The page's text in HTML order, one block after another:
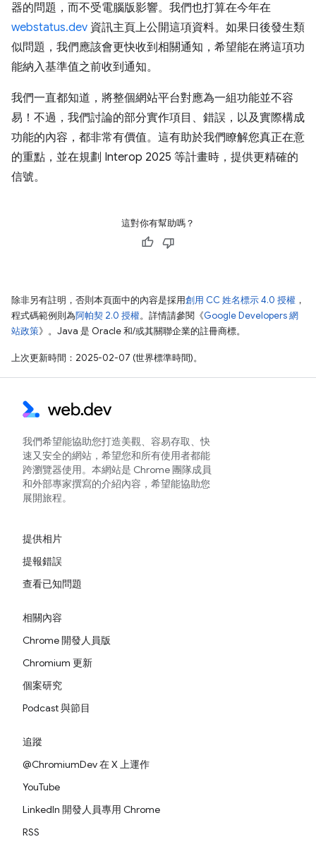
器的問題，而不受電腦版影響。我們也打算在今年在
webstatus.dev 資訊主頁上公開這項資料。如果日後發生類
似問題，我們應該會更快收到相關通知，希望能在將這項功
能納入基準值之前收到通知。
我們一直都知道，將整個網站平台對應為一組功能並不容
易！不過，我們討論的部分實作項目、錯誤，以及實際構成
功能的內容，都非常有價值。這有助於我們瞭解您真正在意
的重點，並在規劃 Interop 2025 等計畫時，提供更精確的
信號。
這對你有幫助嗎？
除非另有註明，否則本頁面中的內容是採用創用 CC 姓名標示 4.0 授權 ，
程式碼範例則為阿帕契 2.0 授權。詳情請參閱《Google Developers 網
站政策》。Java 是 Oracle 和/或其關聯企業的註冊商標。
上次更新時間：2025-02-07 (世界標準時間)。
我們希望能協助您打造美觀、容易存取、快
速又安全的網站，希望您和所有使用者都能
跨瀏覽器使用。本網站是 Chrome 團隊成員
和外部專家撰寫的介紹內容，希望能協助您
展開旅程。
提供相片
提報錯誤
查看已知問題
相關內容
Chrome 開發人員版
Chromium 更新
個案研究
Podcast 與節目
追蹤
@ChromiumDev 在 X 上運作
YouTube
LinkedIn 開發人員專用 Chrome
RSS